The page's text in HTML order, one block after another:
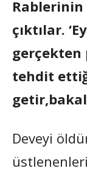
Rablerinin
çıktılar.
gerçekten
tehdit
Deveyi